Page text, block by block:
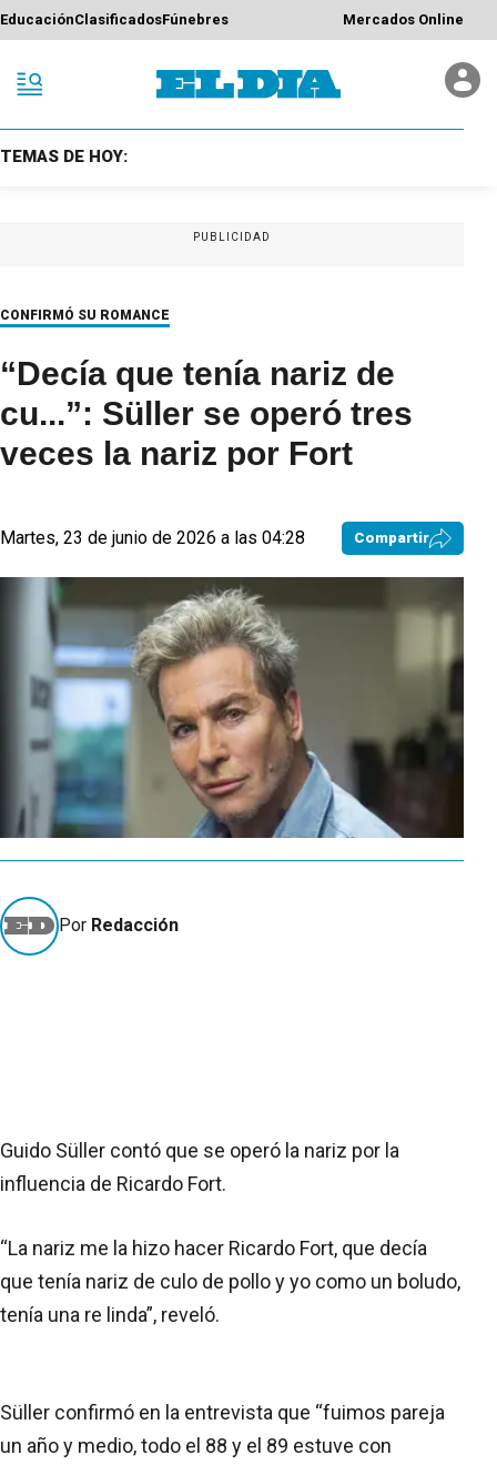
EducaciónClasificadosFúnebres Mercados Online
TEMAS DE HOY:
PUBLICIDAD
CONFIRMÓ SU ROMANCE
“Decía que tenía nariz de
cu...”: Süller se operó tres
veces la nariz por Fort
Martes, 23 de junio de 2026 a las 04:28 Compartir
Por Redacción
Guido Süller contó que se operó la nariz por la
influencia de Ricardo Fort.
“La nariz me la hizo hacer Ricardo Fort, que decía
que tenía nariz de culo de pollo y yo como un boludo,
tenía una re linda”, reveló.
Süller confirmó en la entrevista que “fuimos pareja
un año y medio, todo el 88 y el 89 estuve con